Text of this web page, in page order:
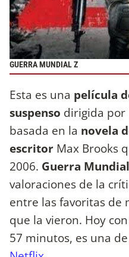
GUERRA MUNDIAL Z
Esta es una película
suspenso dirigida por
basada en la novela
escritor Max Brooks
2006. Guerra
valoraciones de la
entre las favoritas de
que la vieron. Hoy
57 minutos, es una